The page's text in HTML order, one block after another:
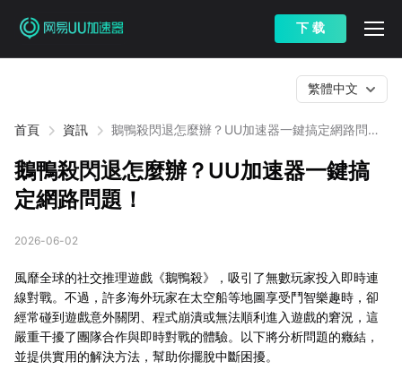
下 载
首頁 資訊
鵝鴨殺閃退怎麼辦？UU加速器一鍵搞定網路問
繁體中文
鵝鴨殺閃退怎麼辦？UU加速器一鍵搞
定網路問題！
2026-06-02
風靡全球的社交推理遊戲《鵝鴨殺》，吸引了無數玩家投入即時連
線對戰。不過，許多海外玩家在太空船等地圖享受鬥智樂趣時，卻
經常碰到遊戲意外關閉、程式崩潰或無法順利進入遊戲的窘況，這
嚴重干擾了團隊合作與即時對戰的體驗。以下將分析問題的癥結，
並提供實用的解決方法，幫助你擺脫中斷困擾。